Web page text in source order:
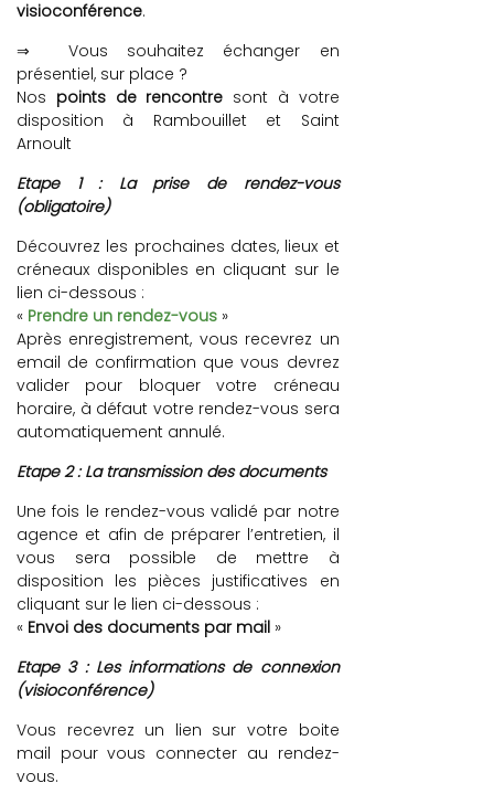
visioconférence.
⇒ Vous souhaitez échanger en
présentiel, sur place ?
Nos points de rencontre sont à votre
disposition à Rambouillet et Saint
Arnoult
Etape 1 : La prise de rendez-vous
(obligatoire)
Découvrez les prochaines dates, lieux et
créneaux disponibles en cliquant sur le
lien ci-dessous :
« Prendre un rendez-vous »
Après enregistrement, vous recevrez un
email de confirmation que vous devrez
valider pour bloquer votre créneau
horaire, à défaut votre rendez-vous sera
automatiquement annulé.
Etape 2 : La transmission des documents
Une fois le rendez-vous validé par notre
agence et afin de préparer l’entretien, il
vous sera possible de mettre à
disposition les pièces justificatives en
cliquant sur le lien ci-dessous :
« Envoi des documents par mail »
Etape 3 : Les informations de connexion
(visioconférence)
Vous recevrez un lien sur votre boite
mail pour vous connecter au rendez-
vous.